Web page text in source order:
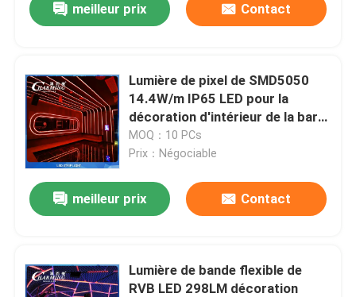
meilleur prix Contact
Lumière de pixel de SMD5050
14.4W/m IP65 LED pour la
décoration d'intérieur de la barre
KTV
MOQ：10 PCs
Prix：Négociable
meilleur prix Contact
Lumière de bande flexible de
RVB LED 298LM décoration